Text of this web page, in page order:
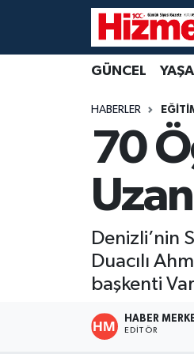
GÜNCEL
HABERLER
70
Denizli’nin
Duacılı
başkenti
HABER
EDITÖR
SİYASET
KÜLTÜR SANAT
MAGAZİN
Denizli Nöbetçi
Denizli Hava Durumu
Denizli Trafik Yoğunluk
Süper Lig Puan Durumu
Son Dakika Haberleri